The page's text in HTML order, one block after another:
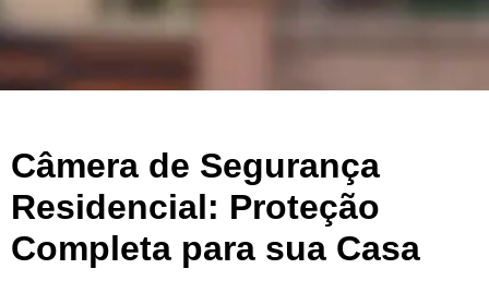
Câmera de Segurança
Residencial: Proteção
Completa para sua Casa